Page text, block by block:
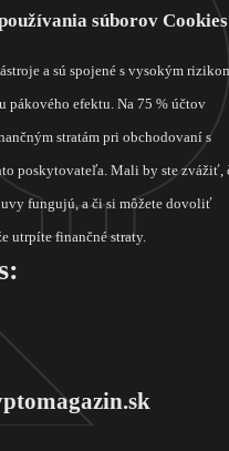
súborov Cookies
a sú spojené s vysokým
pákového efektu. Na 75 % účtov
stratám pri obchodovaní s
poskytovateľa. Mali by ste zvážiť,
fungujú, a či si môžete dovoliť
utrpíte finančné straty.